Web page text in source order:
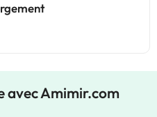
avec Amimir.com